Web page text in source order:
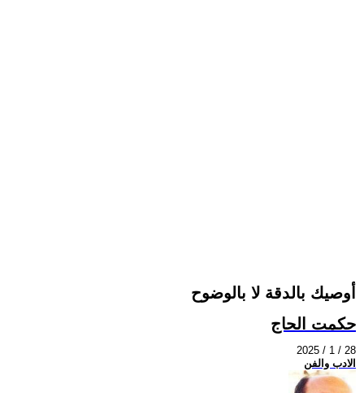
أوصيك بالدقة لا بالوضوح
حكمت الحاج
2025 / 1 / 28
الادب والفن